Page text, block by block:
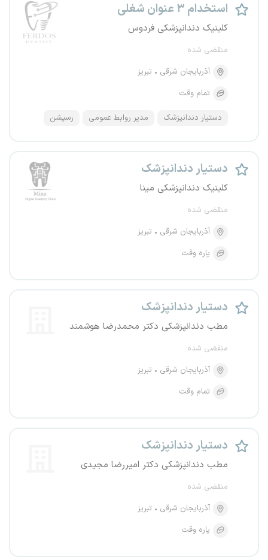
استخدام ۳ عنوان شغلی
کلینیک‌ دندانپزشکی فردوس
منقضی شده
آذربایجان شرقی
تبریز
تمام وقت
دستیار دندانپزشک مدیر روابط عمومی رسپشن
دستیار دندانپزشک
کلینیک دندانپزشکی مینا
منقضی شده
آذربایجان شرقی
تبریز
پاره وقت
دستیار دندانپزشک
مطب دندانپزشکی دکتر محمدرضا هوشمند
منقضی شده
آذربایجان شرقی
تبریز
تمام وقت
دستیار دندانپزشک
مطب دندانپزشکی دکتر امیررضا مجیدی
منقضی شده
آذربایجان شرقی
تبریز
پاره وقت